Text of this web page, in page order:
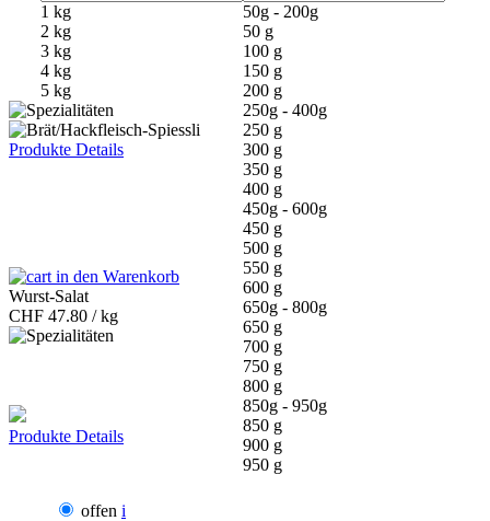
50g - 200g
50 g
100 g
150 g
200 g
250g - 400g
250 g
300 g
350 g
400 g
450g - 600g
450 g
500 g
550 g
600 g
650g - 800g
650 g
700 g
750 g
800 g
850g - 950g
850 g
900 g
950 g
1 kg
2 kg
3 kg
4 kg
5 kg
offen i
Produkte Details
in den Warenkorb
Wurst-Salat
CHF 47.80 / kg
Produkte Details